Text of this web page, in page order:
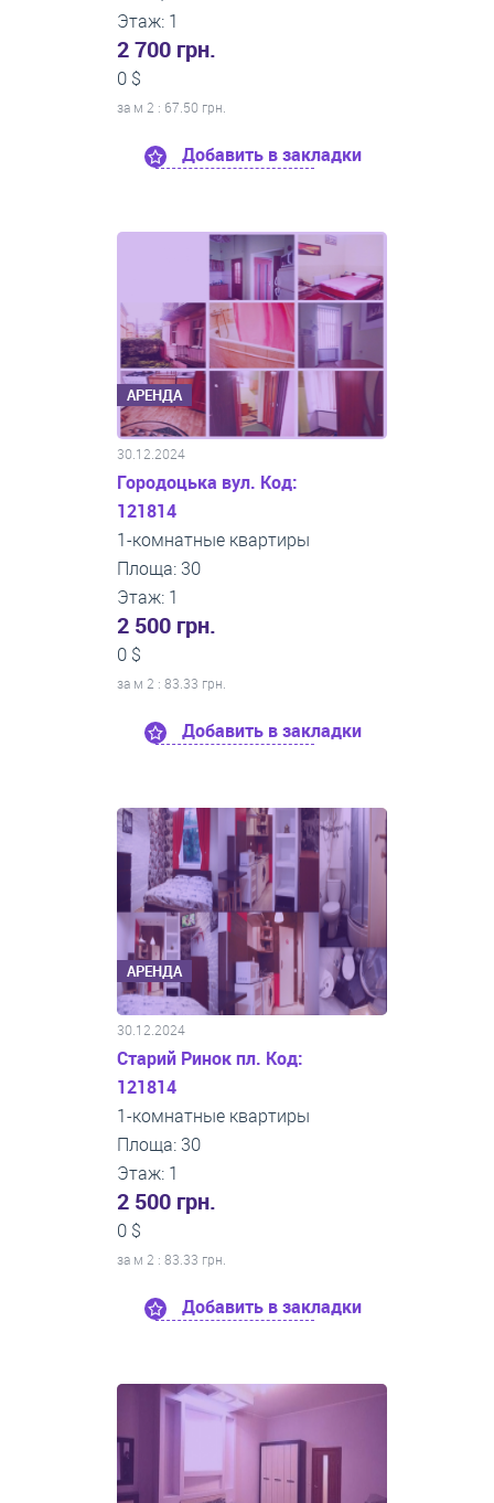
Этаж: 1
2 700 грн.
0 $
за м 2 : 67.50 грн.
Добавить в закладки
АРЕНДА
30.12.2024
Городоцька вул. Код:
121814
1-комнатные квартиры
Площа: 30
Этаж: 1
2 500 грн.
0 $
за м 2 : 83.33 грн.
Добавить в закладки
АРЕНДА
30.12.2024
Старий Ринок пл. Код:
121814
1-комнатные квартиры
Площа: 30
Этаж: 1
2 500 грн.
0 $
за м 2 : 83.33 грн.
Добавить в закладки